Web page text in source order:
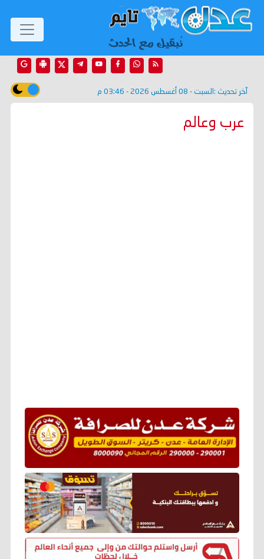
آخر تحديث : السبت - 08 أغسطس 2026 - 03:46 م
عرب وعالم